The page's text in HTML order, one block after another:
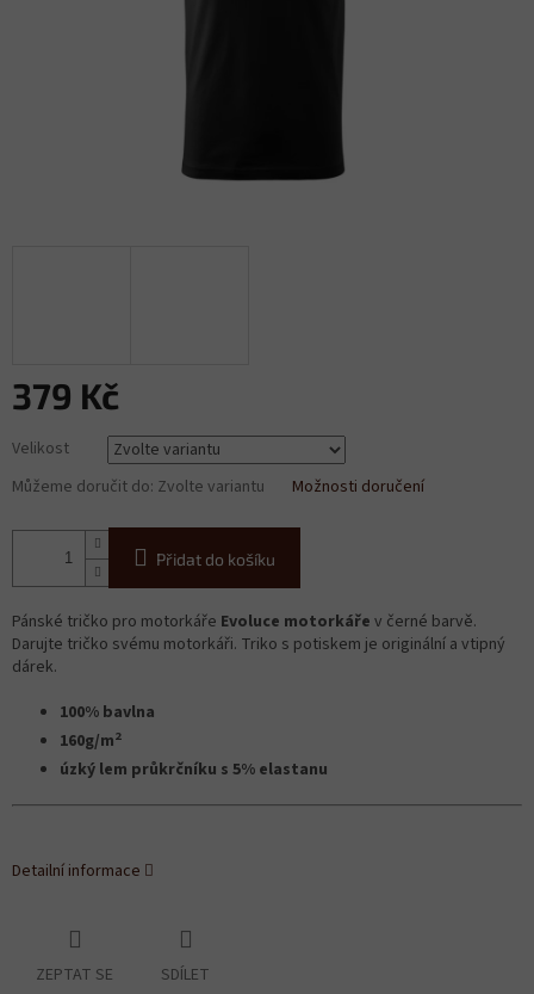
379 Kč
cena:
Velikost
Můžeme doručit do: Zvolte variantu Možnosti doručení
Přidat do košíku
Pánské tričko pro motorkáře Evoluce motorkáře v černé barvě.
Darujte tričko svému motorkáři. Triko s potiskem je originální a vtipný
dárek.
100% bavlna
160g/m2
úzký lem průkrčníku s 5% elastanu
Detailní informace
ZEPTAT SE SDÍLET